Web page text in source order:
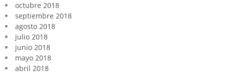
octubre 2018
septiembre 2018
agosto 2018
julio 2018
junio 2018
mayo 2018
abril 2018